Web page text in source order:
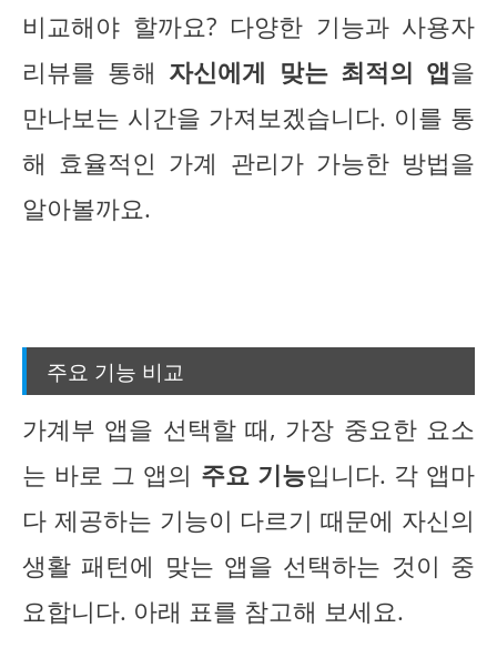
비교해야 할까요? 다양한 기능과 사용자
리뷰를 통해 자신에게 맞는 최적의 앱을
만나보는 시간을 가져보겠습니다. 이를 통
해 효율적인 가계 관리가 가능한 방법을
알아볼까요.
주요 기능 비교
가계부 앱을 선택할 때, 가장 중요한 요소
는 바로 그 앱의 주요 기능입니다. 각 앱마
다 제공하는 기능이 다르기 때문에 자신의
생활 패턴에 맞는 앱을 선택하는 것이 중
요합니다. 아래 표를 참고해 보세요.